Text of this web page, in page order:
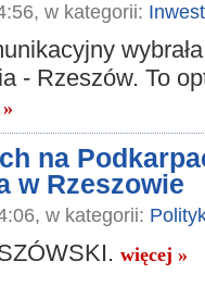
w kategorii:
- Rzeszów. To
na
w Rzeszowie
w kategorii:
więcej »